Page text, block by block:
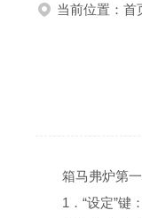
当前位置： 首
箱马弗炉第
1．“设定”键